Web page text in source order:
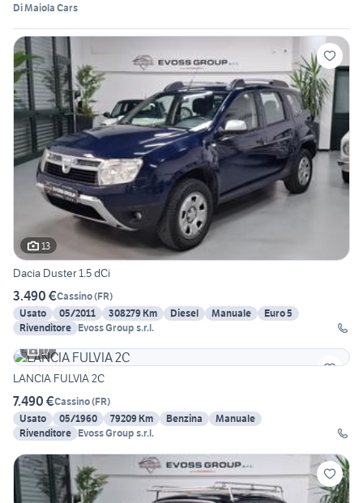
Di Maiola Cars
13
Dacia Duster 1.5 dCi
3.490 €Cassino(FR)
Usato
05/2011 308279 Km Diesel Manuale
Euro 5
Rivenditore Evoss Group s.r.l.
17
LANCIA FULVIA 2C
7.490 €Cassino(FR)
Usato
05/1960 79209 Km Benzina
Manuale
Rivenditore Evoss Group s.r.l.